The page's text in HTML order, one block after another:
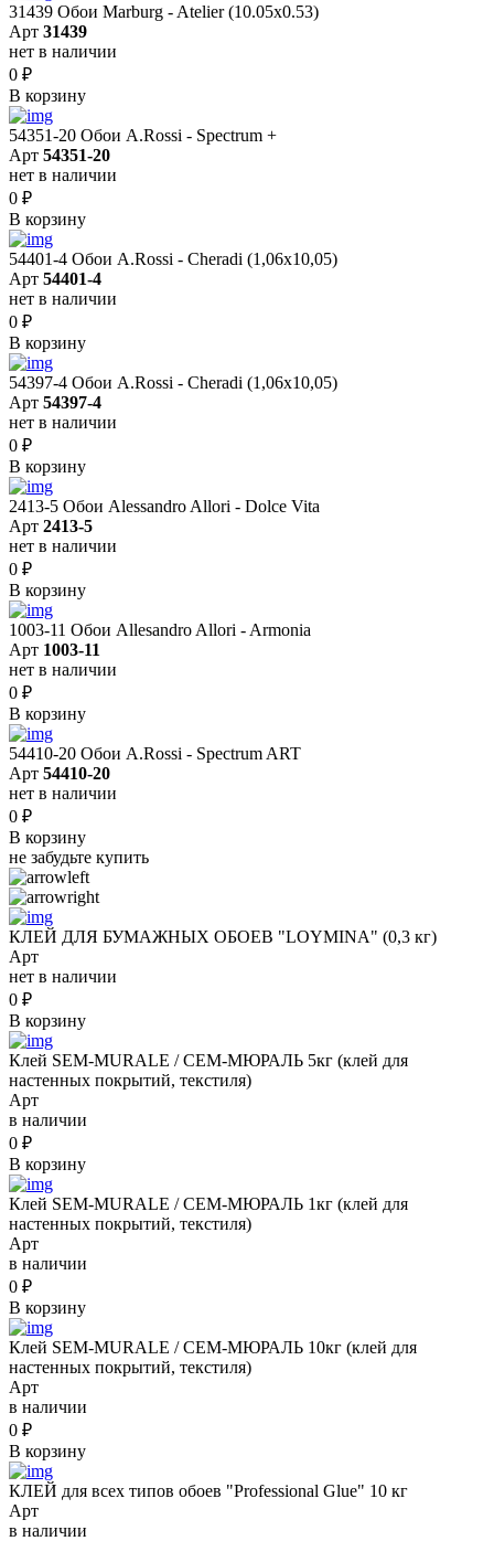
31439 Обои Marburg - Atelier (10.05х0.53)
Арт 31439
нет в наличии
0 ₽
В корзину
54351-20 Обои A.Rossi - Spectrum +
Арт 54351-20
нет в наличии
0 ₽
В корзину
54401-4 Обои A.Rossi - Cheradi (1,06x10,05)
Арт 54401-4
нет в наличии
0 ₽
В корзину
54397-4 Обои A.Rossi - Cheradi (1,06x10,05)
Арт 54397-4
нет в наличии
0 ₽
В корзину
2413-5 Обои Alessandro Allori - Dolce Vita
Арт 2413-5
нет в наличии
0 ₽
В корзину
1003-11 Обои Allesandro Allori - Armonia
Арт 1003-11
нет в наличии
0 ₽
В корзину
54410-20 Обои A.Rossi - Spectrum ART
Арт 54410-20
нет в наличии
0 ₽
В корзину
не забудьте купить
КЛЕЙ ДЛЯ БУМАЖНЫХ ОБОЕВ "LOYMINA" (0,3 кг)
Арт
нет в наличии
0 ₽
В корзину
Клей SEM-MURALE / СЕМ-МЮРАЛЬ 5кг (клей для
настенных покрытий, текстиля)
Арт
в наличии
0 ₽
В корзину
Клей SEM-MURALE / СЕМ-МЮРАЛЬ 1кг (клей для
настенных покрытий, текстиля)
Арт
в наличии
0 ₽
В корзину
Клей SEM-MURALE / СЕМ-МЮРАЛЬ 10кг (клей для
настенных покрытий, текстиля)
Арт
в наличии
0 ₽
В корзину
КЛЕЙ для всех типов обоев "Professional Glue" 10 кг
Арт
в наличии